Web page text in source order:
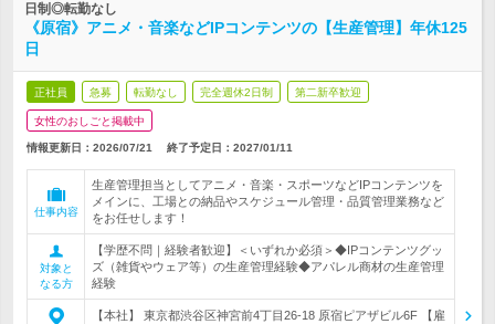
日制◎転勤なし
《原宿》アニメ・音楽などIPコンテンツの【生産管理】年休125
日
正社員 急募 転勤なし 完全週休2日制 第二新卒歓迎
女性のおしごと掲載中
情報更新日：2026/07/21 終了予定日： 2027/01/11
仕事内容
生産管理担当としてアニメ・音楽・スポーツなどIPコンテンツを
メインに、工場との納品やスケジュール管理・品質管理業務など
をお任せします！
対象と
なる方
【学歴不問｜経験者歓迎】＜いずれか必須＞◆IPコンテンツグッ
ズ（雑貨やウェア等）の生産管理経験◆アパレル商材の生産管理
経験
【本社】 東京都渋谷区神宮前4丁目26-18 原宿ピアザビル6F 【雇